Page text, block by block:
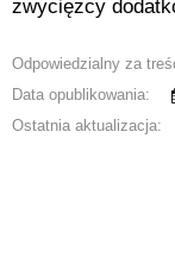
zwycięzcy
Odpowiedzialny za
Data opublikowania:
Ostatnia aktualizacja: